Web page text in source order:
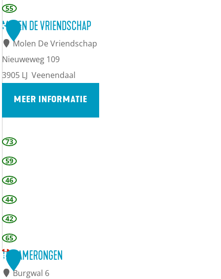
s
e
u
m
i
n
55
5
MOLEN DE VRIENDSCHAP
Molen De Vriendschap
Nieuweweg 109
3905 LJ Veenendaal
MEER INFORMATIE
M
o
n
D
e
V
r
73
59
46
44
42
65
6
TOP AMERONGEN
Burgwal 6